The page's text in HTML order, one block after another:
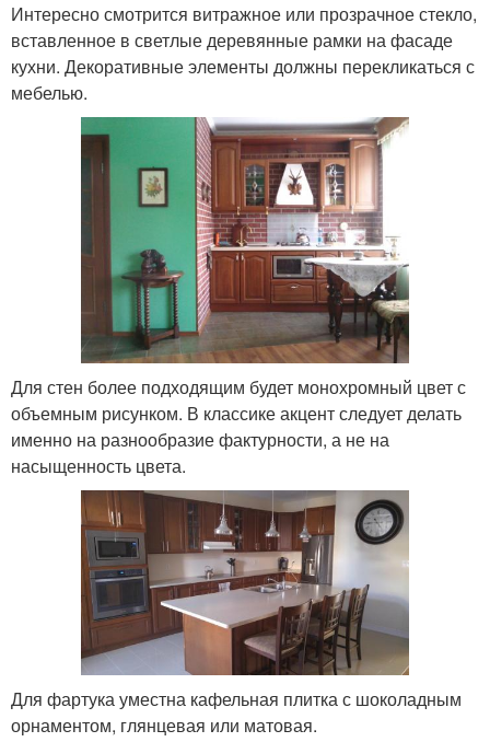
Интересно смотрится витражное или прозрачное стекло,
вставленное в светлые деревянные рамки на фасаде
кухни. Декоративные элементы должны перекликаться с
мебелью.
Для стен более подходящим будет монохромный цвет с
объемным рисунком. В классике акцент следует делать
именно на разнообразие фактурности, а не на
насыщенность цвета.
Для фартука уместна кафельная плитка с шоколадным
орнаментом, глянцевая или матовая.